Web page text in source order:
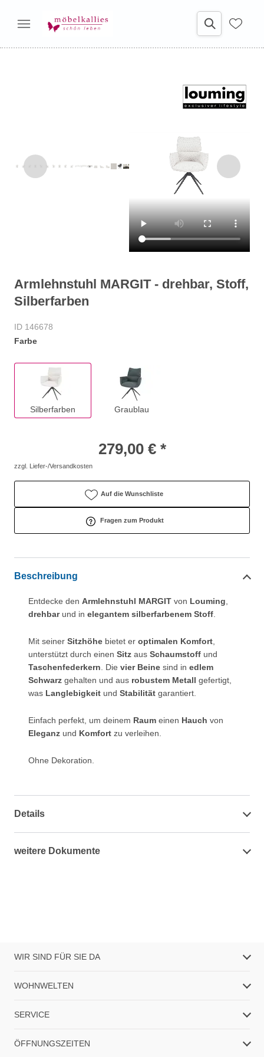
Armlehnstuhl MARGIT - drehbar, Stoff,
Silberfarben
ID 146678
Farbe
Silberfarben Graublau
279,00 € *
zzgl. Liefer-/Versandkosten
Auf die Wunschliste
Fragen zum Produkt
Beschreibung
Entdecke den Armlehnstuhl MARGIT von Louming
drehbar und in elegantem silberfarbenem Stoff
Mit seiner Sitzhöhe bietet er optimalen Komfort
unterstützt durch einen Sitz aus Schaumstoff und
Taschenfederkern . Die vier Beine sind in edlem
Schwarz gehalten und aus robustem Metall gefertigt,
was Langlebigkeit und Stabilität garantiert.
Einfach perfekt, um deinem Raum einen Hauch von
Eleganz und Komfort zu verleihen.
Ohne Dekoration.
Details
weitere Dokumente
WIR SIND FÜR SIE DA
WOHNWELTEN
SERVICE
ÖFFNUNGSZEITEN